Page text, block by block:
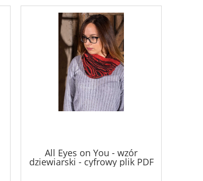
All Eyes on You - wzór
dziewiarski - cyfrowy plik PDF